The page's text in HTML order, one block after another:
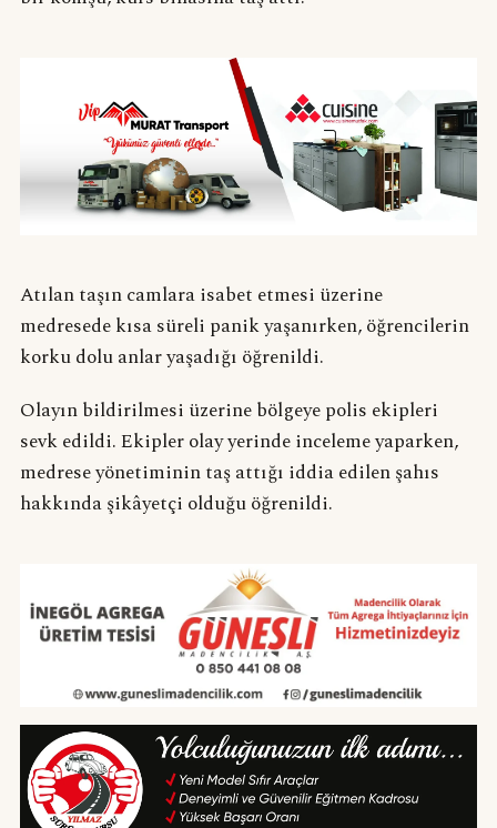
Atılan taşın camlara isabet etmesi üzerine
medresede kısa süreli panik yaşanırken, öğrencilerin
korku dolu anlar yaşadığı öğrenildi.
Olayın bildirilmesi üzerine bölgeye polis ekipleri
sevk edildi. Ekipler olay yerinde inceleme yaparken,
medrese yönetiminin taş attığı iddia edilen şahıs
hakkında şikâyetçi olduğu öğrenildi.